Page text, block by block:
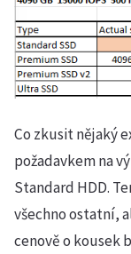
Co zkusit nějaký
požadavkem na
Standard HDD.
všechno ostatní,
cenově o kousek